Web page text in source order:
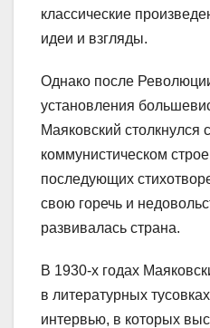
классические
идеи и взгляды.
Однако после
установления
Маяковский столкнулся
коммунистическом
последующих
свою горечь и
развивалась страна.
В 1930-х годах
в литературных
интервью, в которых